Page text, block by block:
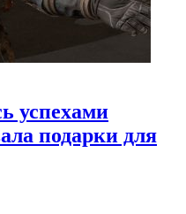
успехами
подарки для